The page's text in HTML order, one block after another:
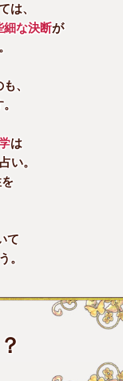
は、
細な決断が
、
は
い。
て
。